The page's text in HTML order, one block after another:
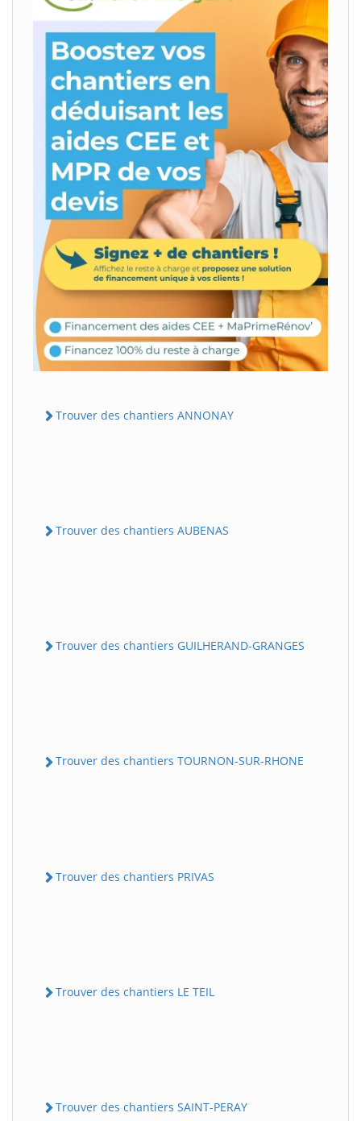
Trouver des chantiers ANNONAY
Trouver des chantiers AUBENAS
Trouver des chantiers GUILHERAND-GRANGES
Trouver des chantiers TOURNON-SUR-RHONE
Trouver des chantiers PRIVAS
Trouver des chantiers LE TEIL
Trouver des chantiers SAINT-PERAY